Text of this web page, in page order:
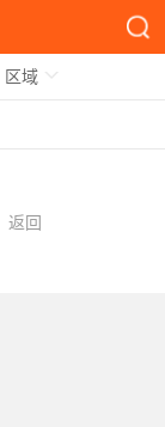
区域
返回